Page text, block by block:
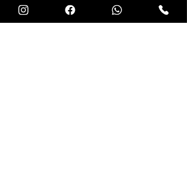
Im Bauke 8a
57392 Schmallenberg